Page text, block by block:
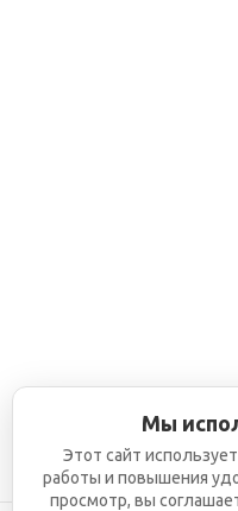
Мы
Этот сайт
работы и повышения
просмотр, вы